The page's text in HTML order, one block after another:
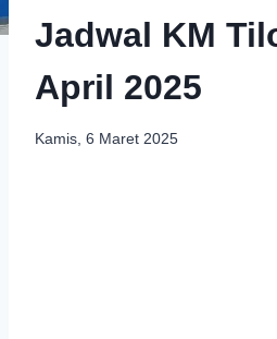
Jadwal KM
April 2025
Kamis, 6 Maret 2025